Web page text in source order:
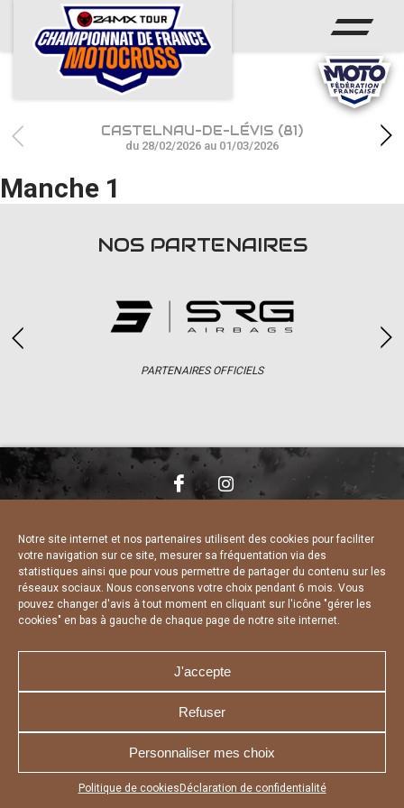
Notre site internet et nos partenaires utilisent des cookies pour faciliter
votre navigation sur ce site, mesurer sa fréquentation via des
statistiques ainsi que pour vous permettre de partager du contenu sur les
réseaux sociaux. Nous conservons votre choix pendant 6 mois. Vous
pouvez changer d'avis à tout moment en cliquant sur l'icône "gérer les
cookies" en bas à gauche de chaque page de notre site internet.
J'accepte
Refuser
Personnaliser mes choix
Politique de cookies Déclaration de confidentialité
Appuyez sur le bouton partager en bas de votre
ACCUEIL
ACTUS
CALENDRIER
RÉSULTATS
PHOTOS / WEB TV
CASTELNAU-DE-LÉVIS (81)
du 28/02/2026 au 01/03/2026
Manche 1
NOS PARTENAIRES
PARTENAIRES OFFICIELS
CHARTE DE CONFIDENTIALITÉ
DÉCLARATION DE CONFIDENTIALITÉ
POLITIQUE D’UTILISATION DES COOKIES
RÉALISÉ PAR L’AGENCE WEB A3 WEB